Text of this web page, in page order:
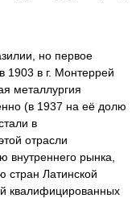
но первое
1903 в г. Монтеррей
металлургия
(в 1937 на её долю
в
отрасли
внутреннего рынка,
стран Латинской
квалифицированных